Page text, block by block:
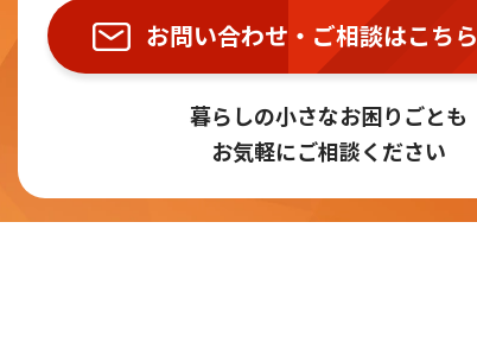
お問い合わせ・ご相談はこちら
暮らしの小さなお困りごとも
お気軽にご相談ください